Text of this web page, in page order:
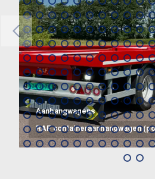
Aanhangwagens
RAF containeraanhangwagen